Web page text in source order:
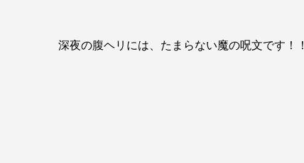
深夜の腹ヘリには、たまらない魔の呪文です！！